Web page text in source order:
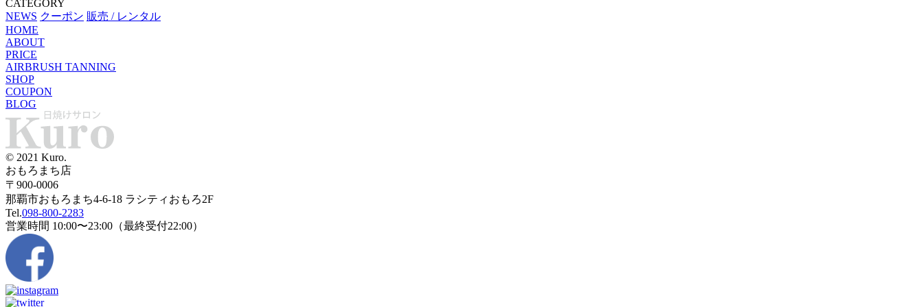
CATEGORY
NEWS クーポン 販売 / レンタル
HOME
ABOUT
PRICE
AIRBRUSH TANNING
SHOP
COUPON
BLOG
© 2021 Kuro.
おもろまち店
〒900-0006
那覇市おもろまち4-6-18 ラシティおもろ2F
Tel.098-800-2283
営業時間 10:00〜23:00（最終受付22:00）